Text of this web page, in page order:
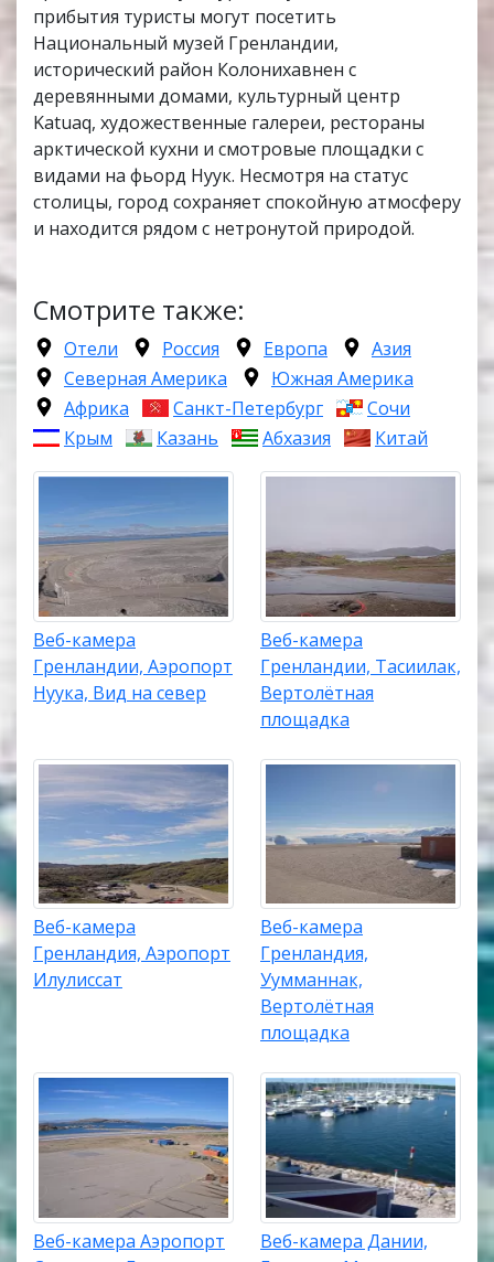
прибытия туристы могут посетить
Национальный музей Гренландии,
исторический район Колонихавнен с
деревянными домами, культурный центр
Katuaq, художественные галереи, рестораны
арктической кухни и смотровые площадки с
видами на фьорд Нуук. Несмотря на статус
столицы, город сохраняет спокойную атмосферу
и находится рядом с нетронутой природой.
Смотрите также:
Отели Россия Европа
Азия
Северная Америка
Южная Америка
Африка
Санкт-Петербург
Сочи
Крым
Казань Абхазия Китай
Веб-камера
Гренландии, Аэропорт
Нуука, Вид на север
Веб-камера
Гренландии, Тасиилак,
Вертолётная
площадка
Веб-камера
Гренландия, Аэропорт
Илулиссат
Веб-камера
Гренландия,
Уумманнак,
Вертолётная
площадка
Веб-камера Аэропорт
Веб-камера Дании,